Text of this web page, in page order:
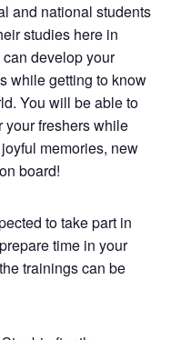
and national students
studies here in
develop your
while getting to know
You will be able to
your freshers while
memories, new
board!
to take part in
time in your
trainings can be